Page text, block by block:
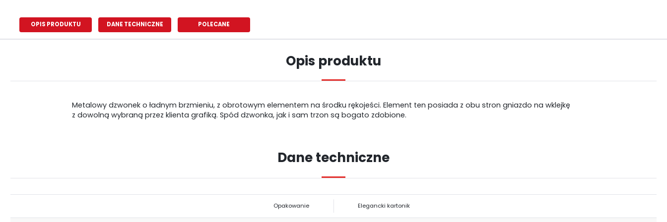
OPIS PRODUKTU DANE TECHNICZNE POLECANE
Opis produktu
Metalowy dzwonek o ładnym brzmieniu, z obrotowym elementem na środku rękojeści. Element ten posiada z obu stron gniazdo na wklejkę
z dowolną wybraną przez klienta grafiką. Spód dzwonka, jak i sam trzon są bogato zdobione.
Dane techniczne
Opakowanie Elegancki kartonik
zaakceptować je wszystkie. W dowolnym momencie możesz dokonać zmiany
Niezbędne
USTAWIENIA REGIONALNE
Polska